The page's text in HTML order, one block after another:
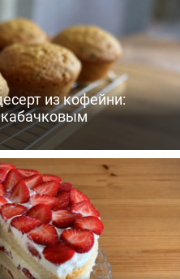
из кофейни: